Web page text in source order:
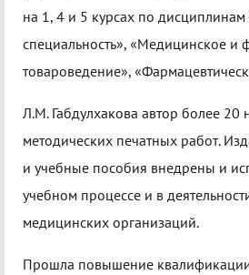
на 1, 4 и 5 курсах по
специальность», «Медицинское и
товароведение»,
Л.М. Габдулхакова автор более 20
методических печатных работ.
и учебные пособия внедрены и
учебном процессе и в
медицинских организаций.
Прошла повышение